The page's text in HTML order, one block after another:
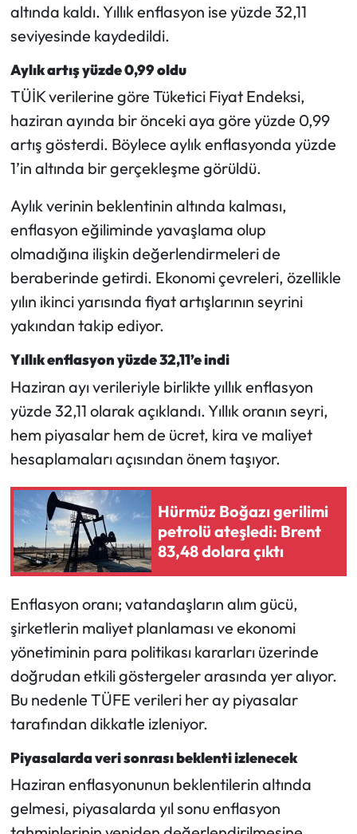
altında kaldı. Yıllık enflasyon ise yüzde 32,11
seviyesinde kaydedildi.
Aylık artış yüzde 0,99 oldu
TÜİK verilerine göre Tüketici Fiyat Endeksi,
haziran ayında bir önceki aya göre yüzde 0,99
artış gösterdi. Böylece aylık enflasyonda yüzde
1’in altında bir gerçekleşme görüldü.
Aylık verinin beklentinin altında kalması,
enflasyon eğiliminde yavaşlama olup
olmadığına ilişkin değerlendirmeleri de
beraberinde getirdi. Ekonomi çevreleri, özellikle
yılın ikinci yarısında fiyat artışlarının seyrini
yakından takip ediyor.
Yıllık enflasyon yüzde 32,11’e indi
Haziran ayı verileriyle birlikte yıllık enflasyon
yüzde 32,11 olarak açıklandı. Yıllık oranın seyri,
hem piyasalar hem de ücret, kira ve maliyet
hesaplamaları açısından önem taşıyor.
Hürmüz Boğazı gerilimi
petrolü ateşledi: Brent
83,48 dolara çıktı
Enflasyon oranı; vatandaşların alım gücü,
şirketlerin maliyet planlaması ve ekonomi
yönetiminin para politikası kararları üzerinde
doğrudan etkili göstergeler arasında yer alıyor.
Bu nedenle TÜFE verileri her ay piyasalar
tarafından dikkatle izleniyor.
Piyasalarda veri sonrası beklenti izlenecek
Haziran enflasyonunun beklentilerin altında
gelmesi, piyasalarda yıl sonu enflasyon
Otomotiv
Resmi Reklam
Sağlık
Siyaset
Spor
Sungurlu Haberleri
Turizm
Uğurludağ Haberleri
Yayla Haber
Yemek Tarifleri
Yerel Haberler